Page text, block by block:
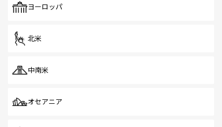
で、ホーカーズは地元の風情を楽しめる外せないスポット
ヨーロッパ
北米
中南米
オセアニア